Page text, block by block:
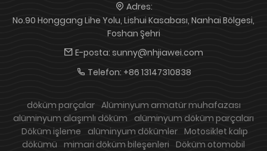
Adres:
No.90 Honggang Lihe Yolu, Lishui Kasabası, Nanhai Bölgesi,
Foshan Şehri
E-posta: sunny@nhjiawei.com
Telefon: +86 13147310838
döküm parçalar Alüminyum armatür muhafazası
alüminyum alaşımlı döküm alüminyum döküm parçaları
Döküm işleme
alüminyum dökümler Motosiklet kalıp
dökümü mimari döküm bileşenleri Döküm otomobil